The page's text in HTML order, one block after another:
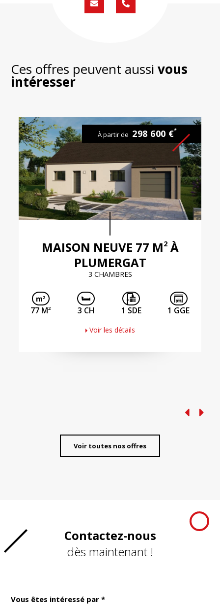
Formulaire
de
02
59
Ces offres peuvent aussivous
intéresser
MAISON NEUVE 77 M2À
PLUMERGAT
3 CHAMBRES
À partir de 298 600 €*
77 M2 3 CH 1 SDE 1 GGE
Voir les détails
Voir toutes nos offres
Contactez-nous
dès maintenant !
Vous êtes intéressé par *